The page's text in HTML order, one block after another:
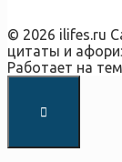
© 2026 ilifes.ru
цитаты и
Работает на